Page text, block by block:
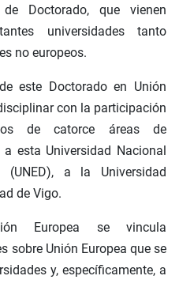
Doctorado, que vienen
universidades tanto
no europeos.
este Doctorado en Unión
con la participación
de catorce áreas de
esta Universidad Nacional
a la Universidad
de Vigo.
Europea se vincula
sobre Unión Europea que se
y, específicamente, a